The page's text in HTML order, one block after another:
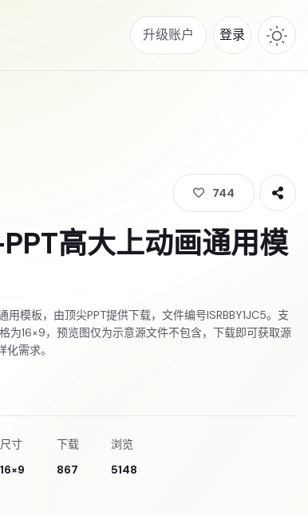
升级账户 登录
744
高大上动画通用模
用模板，由顶尖PPT提供下载，文件编号ISRBBY1JC5。支
为16×9，预览图仅为示意源文件不包含，下载即可获取源
需求。
尺寸
16×9
下载
867
浏览
5148